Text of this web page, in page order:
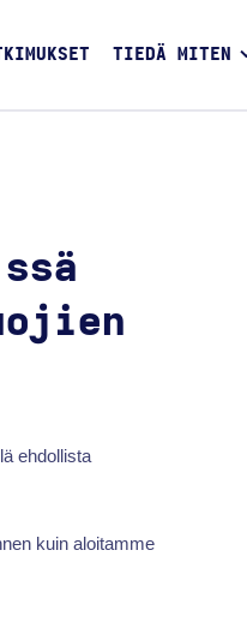
TIEDÄ MITEN
ehdollista
kuin aloitamme